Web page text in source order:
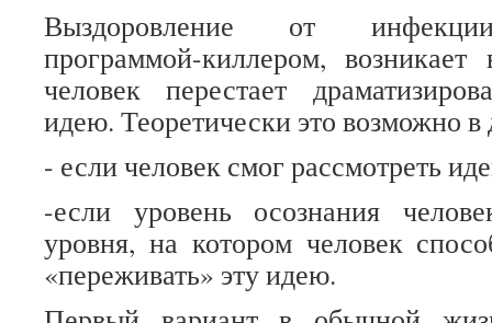
Выздоровление от
программой-киллером,
человек перестает
идею. Теоретически это возможно в
- если человек смог рассмотреть
-если уровень осознания
уровня, на котором человек
«переживать» эту идею.